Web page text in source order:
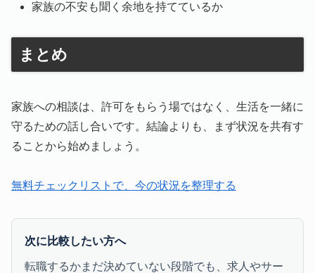
家族の不安も聞く余地を持てているか
まとめ
家族への相談は、許可をもらう場ではなく、生活を一緒に
守るための話し合いです。結論よりも、まず状況を共有す
ることから始めましょう。
無料チェックリストで、今の状況を整理する
次に比較したい方へ
転職するかまだ決めていない段階でも、求人やサー